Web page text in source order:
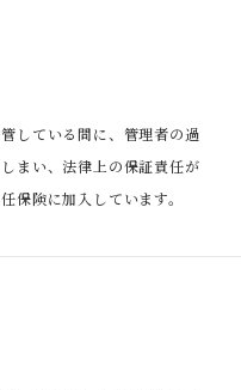
している間に、管理者の過
まい、法律上の保証責任が
保険に加入しています。